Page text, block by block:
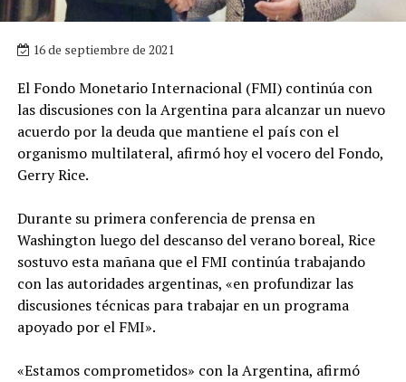
16 de septiembre de 2021
El Fondo Monetario Internacional (FMI) continúa con
las discusiones con la Argentina para alcanzar un nuevo
acuerdo por la deuda que mantiene el país con el
organismo multilateral, afirmó hoy el vocero del Fondo,
Gerry Rice.
Durante su primera conferencia de prensa en
Washington luego del descanso del verano boreal, Rice
sostuvo esta mañana que el FMI continúa trabajando
con las autoridades argentinas, «en profundizar las
discusiones técnicas para trabajar en un programa
apoyado por el FMI».
«Estamos comprometidos» con la Argentina, afirmó